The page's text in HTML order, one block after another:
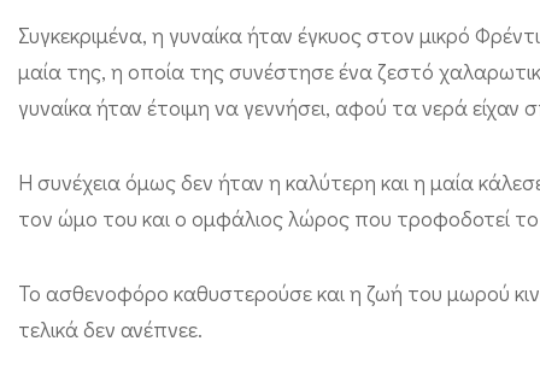
τ
ω
ν
ρ
ι
τ
ο
Συγκεκριμένα, η γυναίκα ήταν έγκυος στον μικρό
μαία της, η οποία της συνέστησε ένα ζεστό
γυναίκα ήταν έτοιμη να γεννήσει, αφού τα νερά είχαν
Η συνέχεια όμως δεν ήταν η καλύτερη και η μαία
τον ώμο του και ο ομφάλιος λώρος που τροφοδοτεί
Το ασθενοφόρο καθυστερούσε και η ζωή του μωρού
τελικά δεν ανέπνεε.